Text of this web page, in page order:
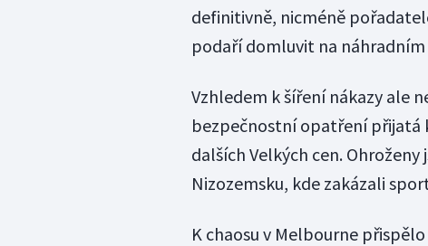
definitivně, nicméně
podaří domluvit na
Vzhledem k šíření nákazy ale
bezpečnostní opatření přijatá
dalších Velkých cen.
Nizozemsku, kde zakázali
K chaosu v Melbourne